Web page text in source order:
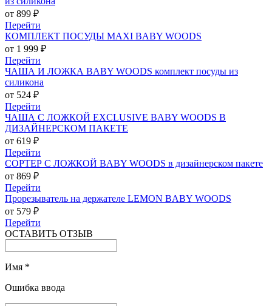
от 899 ₽
Перейти
КОМПЛЕКТ ПОСУДЫ MAXI BABY WOODS
от 1 999 ₽
Перейти
ЧАША И ЛОЖКА BABY WOODS комплект посуды из
силикона
от 524 ₽
Перейти
ЧАША С ЛОЖКОЙ EXCLUSIVE BABY WOODS В
ДИЗАЙНЕРСКОМ ПАКЕТЕ
от 619 ₽
Перейти
СОРТЕР С ЛОЖКОЙ BABY WOODS в дизайнерском пакете
от 869 ₽
Перейти
Прорезыватель на держателе LEMON BABY WOODS
от 579 ₽
Перейти
ОСТАВИТЬ ОТЗЫВ
Имя *
Ошибка ввода